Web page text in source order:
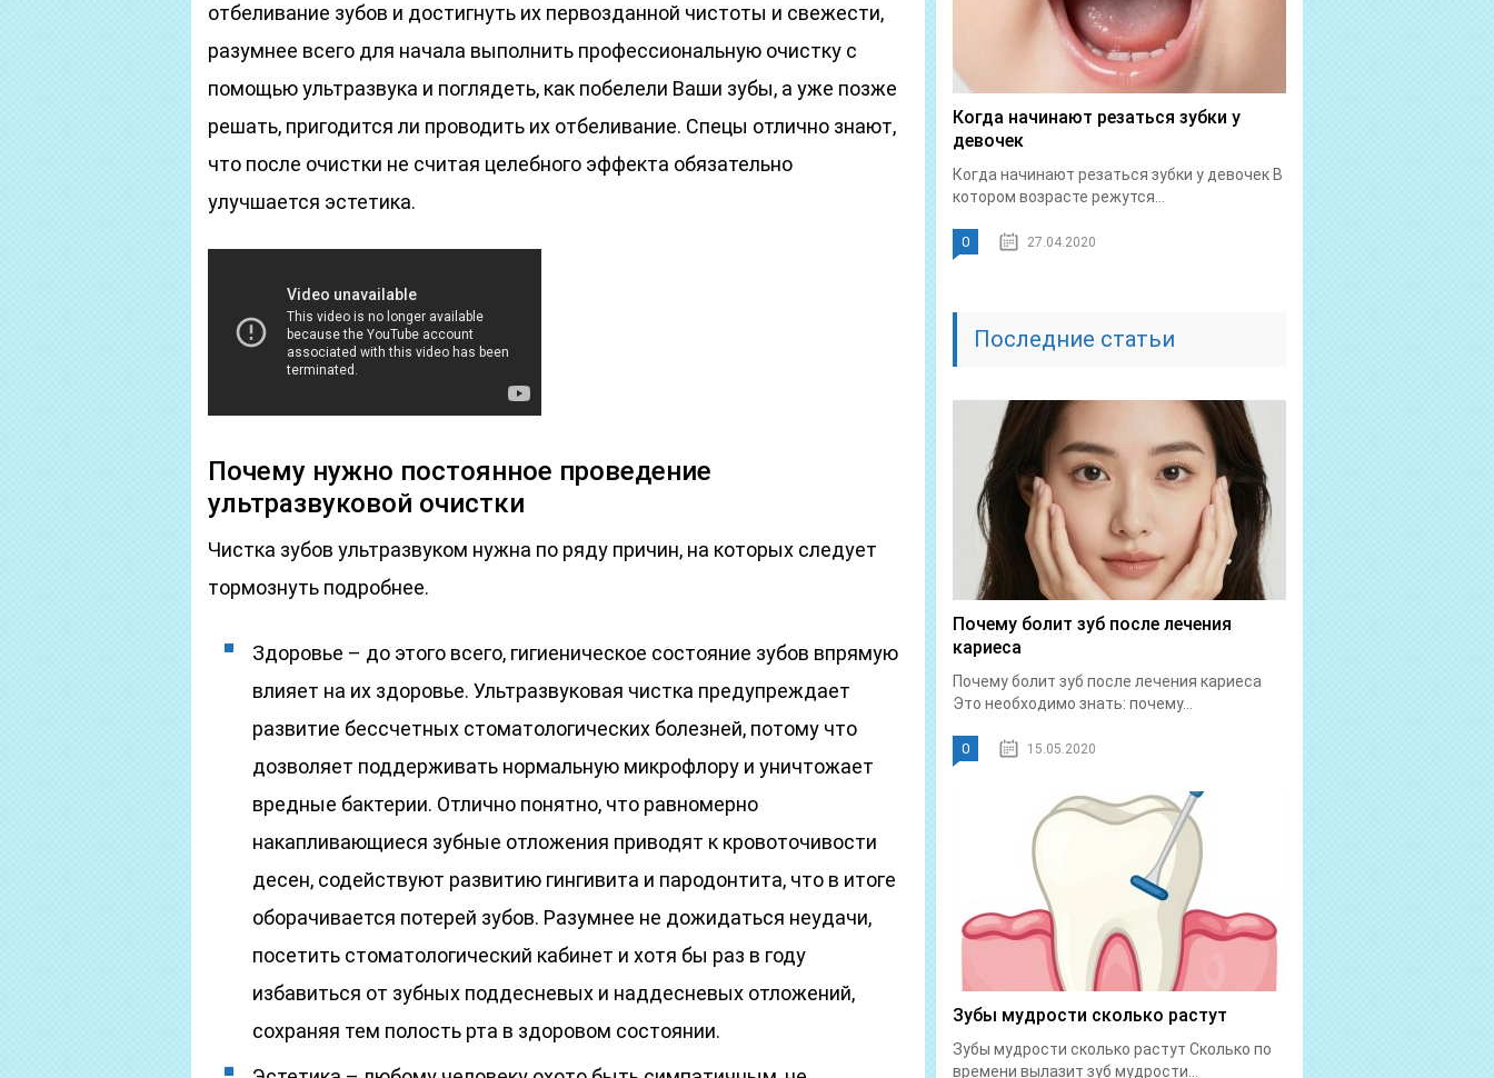
отбеливание зубов и достигнуть их первозданной чистоты и свежести,
разумнее всего для начала выполнить профессиональную очистку с
помощью ультразвука и поглядеть, как побелели Ваши зубы, а уже позже
решать, пригодится ли проводить их отбеливание. Спецы отлично знают,
что после очистки не считая целебного эффекта обязательно
улучшается эстетика.
Почему нужно постоянное проведение
ультразвуковой очистки
Чистка зубов ультразвуком нужна по ряду причин, на которых следует
тормознуть подробнее.
Здоровье – до этого всего, гигиеническое состояние зубов впрямую
влияет на их здоровье. Ультразвуковая чистка предупреждает
развитие бессчетных стоматологических болезней, потому что
дозволяет поддерживать нормальную микрофлору и уничтожает
вредные бактерии. Отлично понятно, что равномерно
накапливающиеся зубные отложения приводят к кровоточивости
десен, содействуют развитию гингивита и пародонтита, что в итоге
оборачивается потерей зубов. Разумнее не дожидаться неудачи,
посетить стоматологический кабинет и хотя бы раз в году
избавиться от зубных поддесневых и наддесневых отложений,
сохраняя тем полость рта в здоровом состоянии.
Когда начинают резаться зубки у
девочек
Когда начинают резаться зубки у девочек В
котором возрасте режутся...
0 27.04.2020
Последние статьи
Почему болит зуб после лечения
кариеса
Почему болит зуб после лечения кариеса
Это необходимо знать: почему...
0 15.05.2020
Зубы мудрости сколько растут
Зубы мудрости сколько растут Сколько по
времени вылазит зуб мудрости...